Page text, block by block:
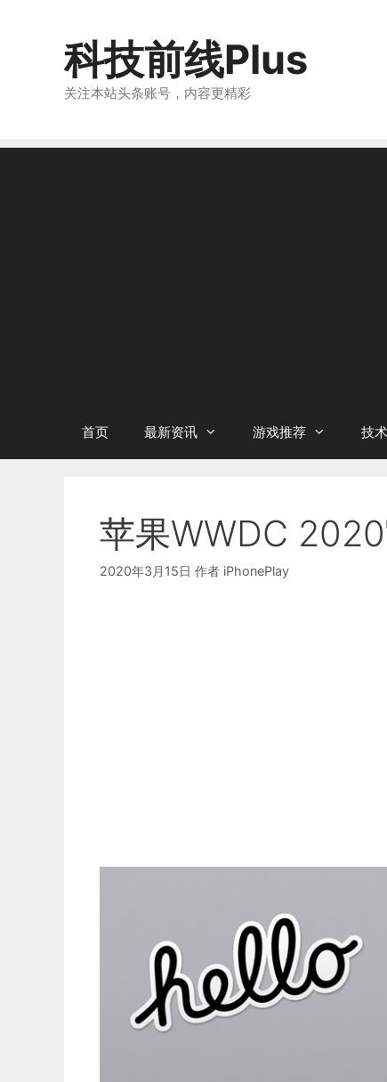
科技前线Plus
关注本站头条账号，内容更精彩
首页 最新资讯 游戏推荐 技
苹果WWDC
2020年3月15日 作者 iPhonePlay